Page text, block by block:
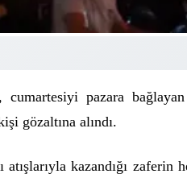
pazara bağlayan
gözaltına alındı.
kazandığı zaferin